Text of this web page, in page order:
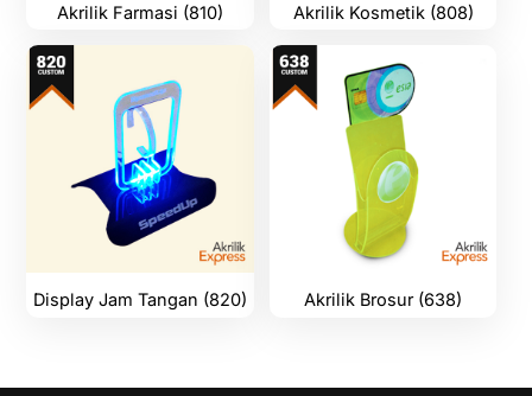
Akrilik Farmasi (810) Akrilik Kosmetik (808)
Display Jam Tangan (820) Akrilik Brosur (638)